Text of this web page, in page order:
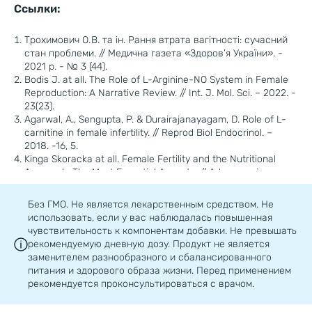
фолликулогенеза (созревании яйцеклетки,
повышает шансы на успешную имплантацию
эмбриона, готовит организм женщины к
беременности.
НАУЧНО-ОБОСНОВАННЫЙ СОСТАВ
НАУЧНО-ОБОСНОВАННЫЙ СОСТАВ Состав и
дозировка ФертилВумен®плюс разработаны с
учетом потребностей женского организма в период
подготовки к ЭКО
ИСКЛЮЧИТЕЛЬНОЕ КАЧЕСТВО
Ссылки:
Трохимович О. В. та ін. Рання втрата вагітності: сучасний
стан проблеми. // Медична газета «Здоров’я України». -
2021 р. - № 3 (44).
Bodis J. at all. The Role of L-Arginine-NO System in Female
Reproduction: A Narrative Review. // Int. J. Mol. Sci. – 2022. -
23(23).
Agarwal, A., Sengupta, P. & Durairajanayagam, D. Role of L-
carnitine in female infertility. // Reprod Biol Endocrinol. –
2018. -16, 5.
Kinga Skoracka at all. Female Fertility and the Nutritional
Approach: The Most Essential Aspects, // Advances in
Nutrition. – 2021/ - 12, 6, p 2372-2386, ISSN 2161-8313.
Без ГМО. Не является лекарственным средством. Не
использовать, если у вас наблюдалась повышенная
чувствительность к компонентам добавки. Не превышать
рекомендуемую дневную дозу. Продукт не является
заменителем разнообразного и сбалансированного
питания и здорового образа жизни. Перед применением
рекомендуется проконсультироваться с врачом.